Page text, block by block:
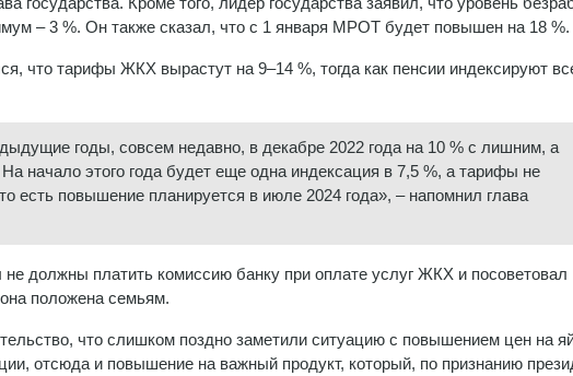
– 3 %. Он также сказал, что с 1 января МРОТ будет повышен на 18 %.
что тарифы ЖКХ вырастут на 9–14 %, тогда как пенсии индексируют
годы, совсем недавно, в декабре 2022 года на 10 % с лишним, а
начало этого года будет еще одна индексация в 7,5 %, а тарифы не
есть повышение планируется в июле 2024 года», – напомнил глава
не должны платить комиссию банку при оплате услуг ЖКХ и посоветовал
положена семьям.
что слишком поздно заметили ситуацию с повышением цен на
отсюда и повышение на важный продукт, который, по признанию